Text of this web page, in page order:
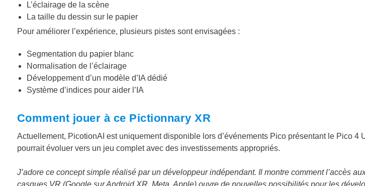
L’éclairage de la scène
La taille du dessin sur le papier
Pour améliorer l’expérience, plusieurs pistes sont envisagées :
Segmentation du papier blanc
Normalisation de l’éclairage
Développement d’un modèle d’IA dédié
Système d’indices pour aider l’IA
Comment jouer à ce Pictionnary XR
Actuellement, PicotionAI est uniquement disponible lors d’événements Pico présentant le Pico 4
pourrait évoluer vers un jeu complet avec des investissements appropriés.
J’adore ce concept simple réalisé par un développeur indépendant. Il montre comment l’accès
casques VR (Google sur Android XR, Meta, Apple) ouvre de nouvelles possibilités pour les